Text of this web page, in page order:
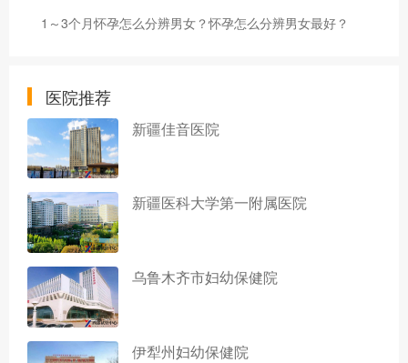
1～3个月怀孕怎么分辨男女？怀孕怎么分辨男女最好？
医院推荐
新疆佳音医院
新疆医科大学第一附属医院
乌鲁木齐市妇幼保健院
伊犁州妇幼保健院